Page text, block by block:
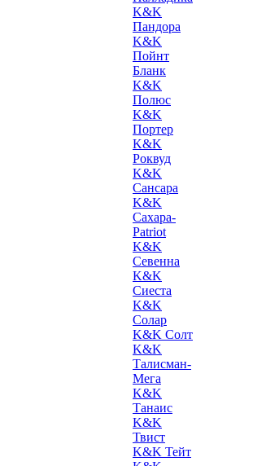
K&K
Пандора
K&K
Пойнт
Бланк
K&K
Полюс
K&K
Портер
K&K
Роквуд
K&K
Сансара
K&K
Сахара-
Patriot
K&K
Севенна
K&K
Сиеста
K&K
Солар
K&K Солт
K&K
Талисман-
Мега
K&K
Танаис
K&K
Твист
K&K Тейт